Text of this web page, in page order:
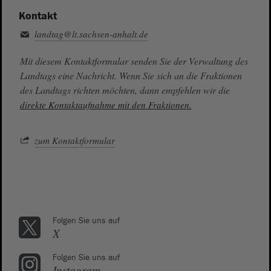
Kontakt
landtag@lt.sachsen-anhalt.de
Mit diesem Kontaktformular senden Sie der Verwaltung des
Landtags eine Nachricht. Wenn Sie sich an die Fraktionen
des Landtags richten möchten, dann empfehlen wir die
direkte Kontaktaufnahme mit den Fraktionen.
zum Kontaktformular
Folgen Sie uns auf
X
Folgen Sie uns auf